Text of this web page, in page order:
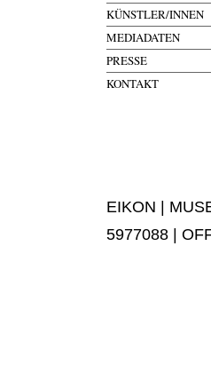
KÜNSTLER/INNEN
MEDIADATEN
PRESSE
KONTAKT
EIKON |
5977088 |